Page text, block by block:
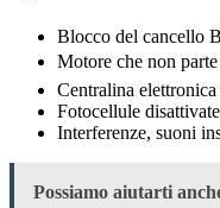
Blocco del cancello
Motore che non parte
Centralina
Fotocellule
Interferenze, suoni
Possiamo aiutarti